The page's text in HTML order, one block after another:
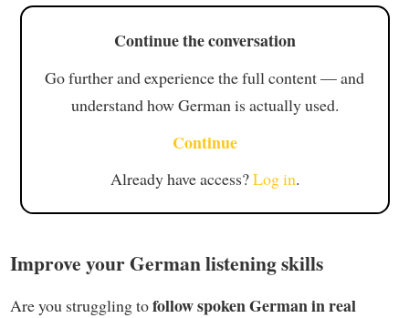
Continue the conversation
Go further and experience the full content — and
understand how German is actually used.
Continue
Already have access?Log in.
Improve your German listening skills
Are you struggling tofollow spoken German in real